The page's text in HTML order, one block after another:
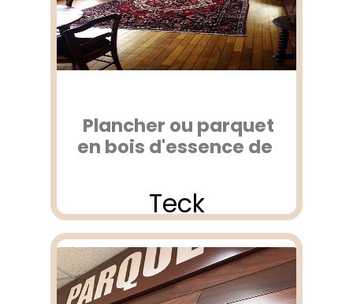
Plancher ou parquet
en bois d'essence de
Teck